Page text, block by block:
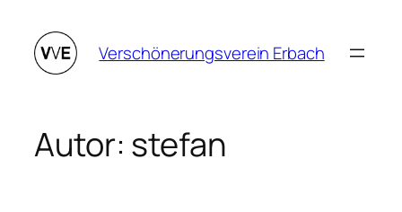
Inhalt
springen
Verschönerungsverein Erbach
Autor: stefan